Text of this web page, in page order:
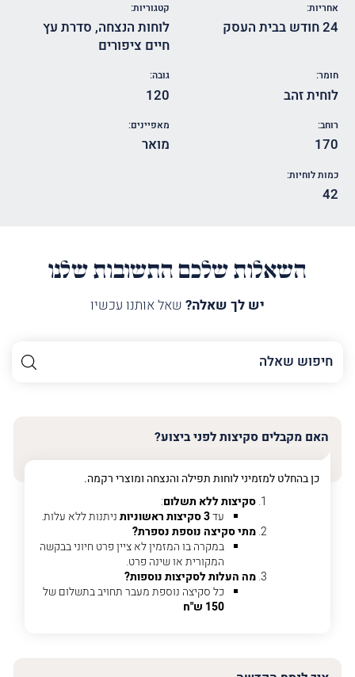
אחריות:
24 חודש בבית העסק
קטגוריות:
לוחות הנצחה, סדרת עץ
חיים ציפורים
חומר:
לוחית זהב
גובה:
120
רוחב:
170
מאפיינים:
מואר
כמות לוחיות:
42
השאלות שלכם התשובות שלנו
יש לך שאלה? שאל אותנו עכשיו
השם
שלך
טלפון (חובה)
האם מקבלים סקיצות לפני ביצוע?
כן בהחלט למזמיני לוחות תפילה והנצחה ומוצרי רקמה.
סקיצות ללא תשלום:
עד3 סקיצות ראשוניות
ניתנות ללא עלות.
מתי סקיצה נוספת נספרת?
במקרה בו המזמין לא ציין פרט חיוני בבקשה
המקורית או שינה פרט.
מה העלות לסקיצות נוספות?
כל סקיצה נוספת מעבר תחויב בתשלום של
150 ש"ח